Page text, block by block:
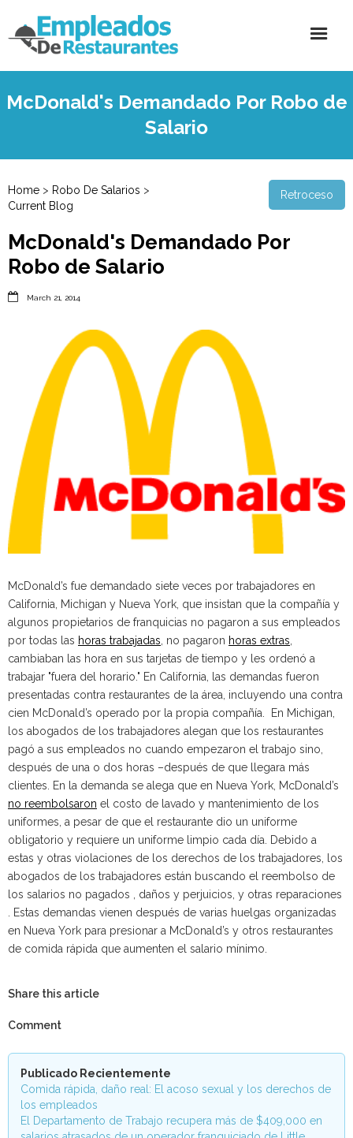
McDonald's Demandado Por Robo de
Salario
Home > Robo De Salarios >
Current Blog
Retroceso
McDonald's Demandado Por
Robo de Salario
 March 21, 2014
McDonald’s fue demandado siete veces por trabajadores en
California, Michigan y Nueva York, que insistan que la compañía y
algunos propietarios de franquicias no pagaron a sus empleados
por todas las horas trabajadas , no pagaron horas extras
cambiaban las hora en sus tarjetas de tiempo y les ordenó a
trabajar "fuera del horario." En California, las demandas fueron
presentadas contra restaurantes de la área, incluyendo una contra
cien McDonald’s operado por la propia compañía. En Michigan,
los abogados de los trabajadores alegan que los restaurantes
pagó a sus empleados no cuando empezaron el trabajo sino,
después de una o dos horas –después de que llegara más
clientes. En la demanda se alega que en Nueva York, McDonald’s
no reembolsaron el costo de lavado y mantenimiento de los
uniformes, a pesar de que el restaurante dio un uniforme
obligatorio y requiere un uniforme limpio cada día. Debido a
estas y otras violaciones de los derechos de los trabajadores, los
abogados de los trabajadores están buscando el reembolso de
los salarios no pagados , daños y perjuicios, y otras reparaciones
. Estas demandas vienen después de varias huelgas organizadas
en Nueva York para presionar a McDonald’s y otros restaurantes
de comida rápida que aumenten el salario mínimo.
Share this article
Comment
Publicado Recientemente
Comida rápida, daño real: El acoso sexual y los derechos de
los empleados
El Departamento de Trabajo recupera más de $409,000 en